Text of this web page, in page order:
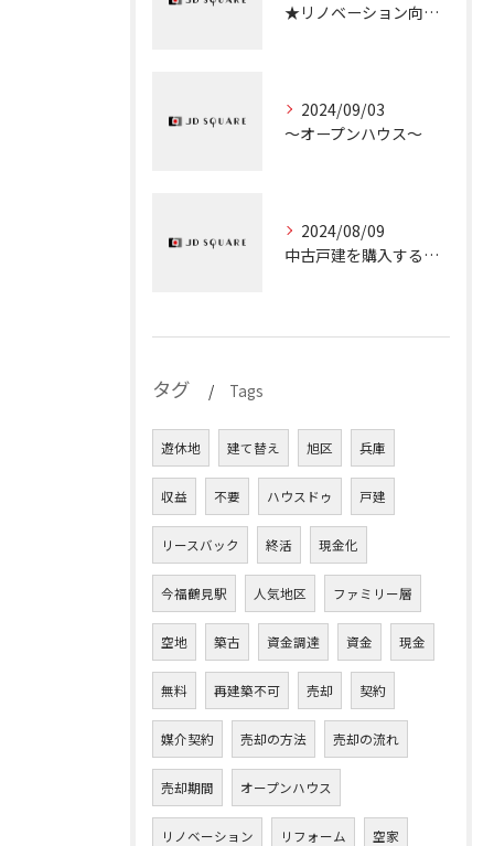
★リノベーション向き物件のご紹介★
2024/09/03
～オープンハウス～
2024/08/09
中古戸建を購入するときのチェックポイント①『接道義務』
タグ Tags
遊休地 建て替え 旭区 兵庫
収益 不要 ハウスドゥ 戸建
リースバック 終活 現金化
今福鶴見駅 人気地区 ファミリー層
空地 築古 資金調達 資金 現金
無料 再建築不可 売却 契約
媒介契約 売却の方法 売却の流れ
売却期間 オープンハウス
リノベーション リフォーム 空家